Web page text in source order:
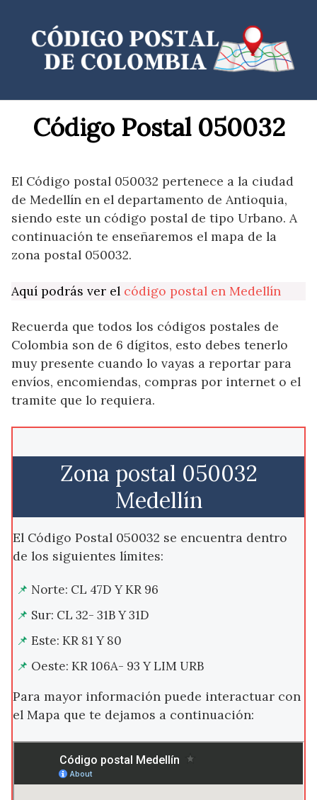
contenido
Código Postal 050032
El Código postal 050032 pertenece a la ciudad
de Medellín en el departamento de Antioquia,
siendo este un código postal de tipo Urbano. A
continuación te enseñaremos el mapa de la
zona postal 050032.
Aquí podrás ver el código postal en Medellín
Recuerda que todos los códigos postales de
Colombia son de 6 dígitos, esto debes tenerlo
muy presente cuando lo vayas a reportar para
envíos, encomiendas, compras por internet o el
tramite que lo requiera.
Zona postal 050032
Medellín
El Código Postal 050032 se encuentra dentro
de los siguientes límites:
Norte: CL 47D Y KR 96
Sur: CL 32- 31B Y 31D
Este: KR 81 Y 80
Oeste: KR 106A- 93 Y LIM URB
Para mayor información puede interactuar con
el Mapa que te dejamos a continuación: